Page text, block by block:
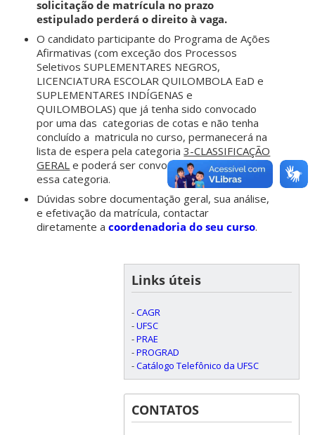
solicitação de matrícula no prazo
estipulado perderá o direito à vaga.
O candidato participante do Programa de Ações
Afirmativas (com exceção dos Processos
Seletivos SUPLEMENTARES NEGROS,
LICENCIATURA ESCOLAR QUILOMBOLA EaD e
SUPLEMENTARES INDÍGENAS e
QUILOMBOLAS) que já tenha sido convocado
por uma das categorias de cotas e não tenha
concluído a matricula no curso, permanecerá na
lista de espera pela categoria3-CLASSIFICAÇÃO
GERAL e poderá ser convocado novamente por
essa categoria.
Dúvidas sobre documentação geral, sua análise,
e efetivação da matrícula, contactar
diretamente acoordenadoria do seu curso.
Links úteis
-CAGR
-UFSC
-PRAE
-PROGRAD
-Catálogo Telefônico da UFSC
CONTATOS